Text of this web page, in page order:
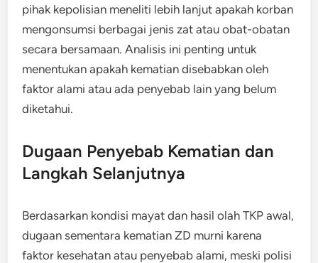
pihak kepolisian meneliti lebih lanjut apakah korban
mengonsumsi berbagai jenis zat atau obat-obatan
secara bersamaan. Analisis ini penting untuk
menentukan apakah kematian disebabkan oleh
faktor alami atau ada penyebab lain yang belum
diketahui.
Dugaan Penyebab Kematian dan
Langkah Selanjutnya
Berdasarkan kondisi mayat dan hasil olah TKP awal,
dugaan sementara kematian ZD murni karena
faktor kesehatan atau penyebab alami, meski polisi